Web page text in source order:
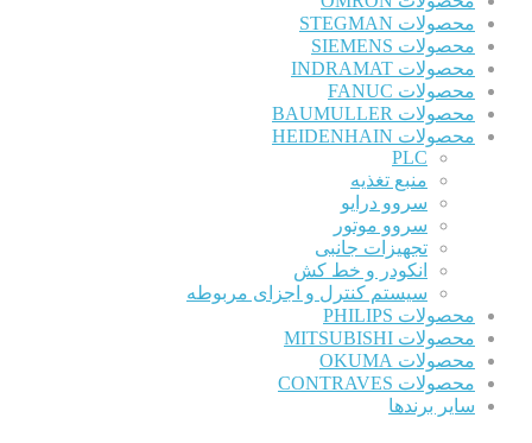
محصولات STEGMAN
محصولات SIEMENS
محصولات INDRAMAT
محصولات FANUC
محصولات BAUMULLER
محصولات HEIDENHAIN
PLC
منبع تغذیه
سروو درایو
سروو موتور
تجهیزات جانبی
انکودر و خط کش
سیستم کنترل و اجزای مربوطه
محصولات PHILIPS
محصولات MITSUBISHI
محصولات OKUMA
محصولات CONTRAVES
سایر برندها